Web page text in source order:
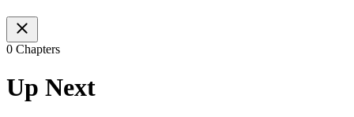
0 Chapters
Up Next